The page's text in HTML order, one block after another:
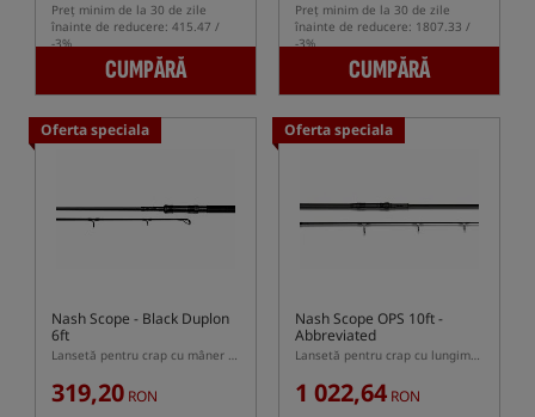
Preț minim de la 30 de zile
înainte de reducere: 415.47 /
-3%
CUMPĂRĂ
Preț minim de la 30 de zile
înainte de reducere: 1807.33 /
-3%
CUMPĂRĂ
Oferta speciala
Nash Scope - Black Duplon
6ft
Lansetă pentru crap cu mâner telescopic de 6ft
319,20 RON
Oferta speciala
Nash Scope OPS 10ft -
Abbreviated
Lansetă pentru crap cu lungimea de 10ft și mâner telescopic
1 022,64 RON